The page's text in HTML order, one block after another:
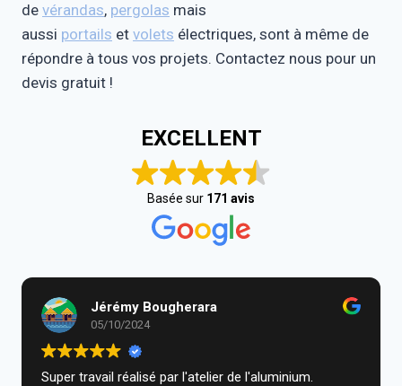
de vérandas, pergolas mais
aussi portails et volets électriques, sont à même de
répondre à tous vos projets. Contactez nous pour un
devis gratuit !
EXCELLENT
Basée sur 171 avis
Jérémy Bougherara
05/10/2024
Super travail réalisé par l'atelier de l'aluminium.